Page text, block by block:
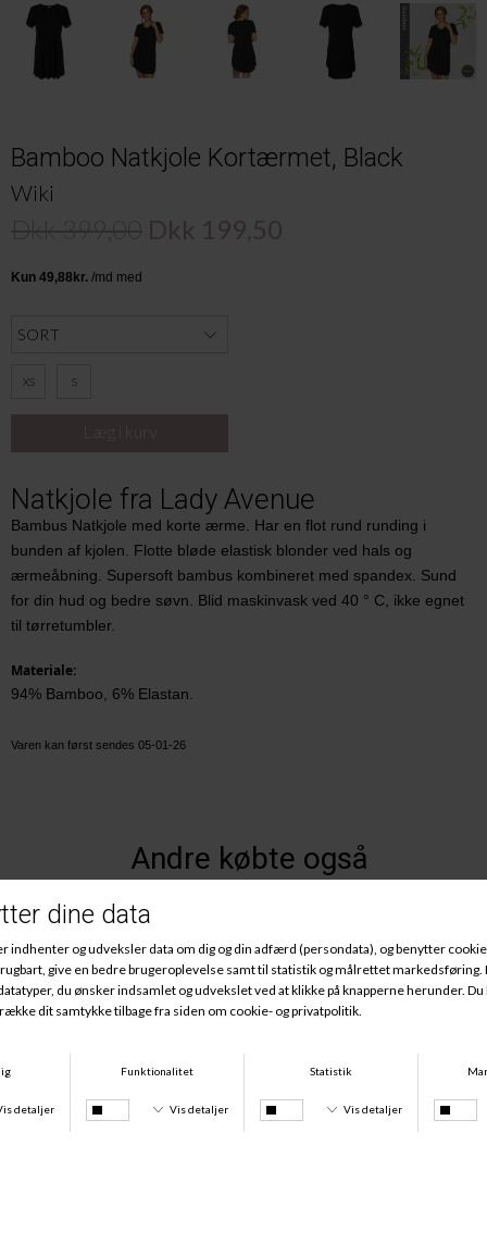
Bamboo Natkjole Kortærmet, Black
Wiki
Dkk 199,50
XS S
Natkjole fra Lady Avenue
Bambus Natkjole med korte ærme. Har en flot rund runding i
bunden af kjolen. Flotte bløde elastisk blonder ved hals og
ærmeåbning. Supersoft bambus kombineret med spandex. Sund
for din hud og bedre søvn. Blid maskinvask ved 40 ° C, ikke egnet
til tørretumbler.
Materiale:
94% Bamboo, 6% Elastan.
Varen kan først sendes 05-01-26
Andre købte også
-25%